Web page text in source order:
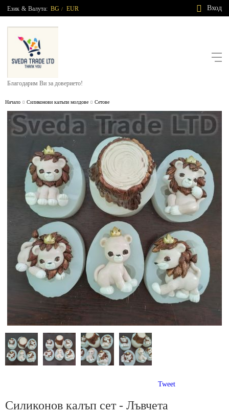
Език & Валута: BG / EUR Вход
Благодарим Ви за доверието!
Начало Силиконови калъпи молдове Сетове
Tweet
Силиконов калъп сет - Лъвчета